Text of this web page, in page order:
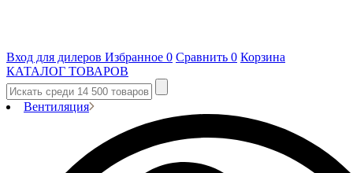
Вход для дилеров Избранное 0 Сравнить 0 Корзина
КАТАЛОГ ТОВАРОВ
Вентиляция